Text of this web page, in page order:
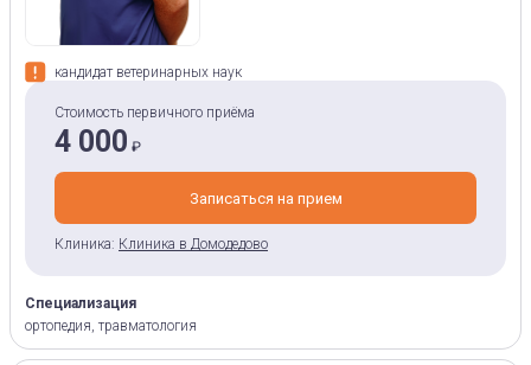
кандидат ветеринарных наук
Стоимость первичного приёма
4 000 ₽
Записаться на прием
Клиника: Клиника в Домодедово
Специализация
ортопедия, травматология